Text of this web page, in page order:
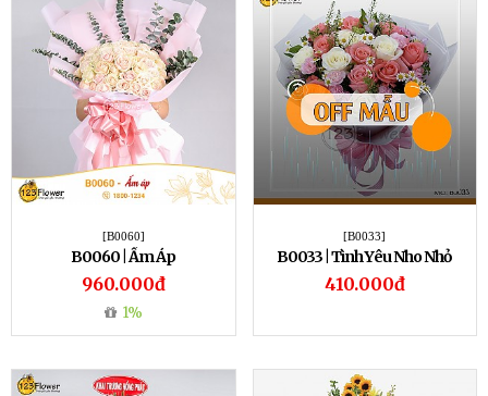
[B0060]
B0060 | Ấm Áp
960.000đ
1%
[B0033]
B0033 | Tình Yêu Nho Nhỏ
410.000đ